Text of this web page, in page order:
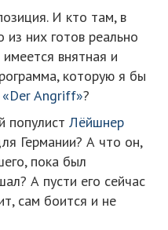
И кто там, в
них готов реально
имеется внятная и
которую я бы
«Der Angriff»?
популист Лёйшнер
Германии? А что он,
пока был
А пусти его сейчас
сам боится и не